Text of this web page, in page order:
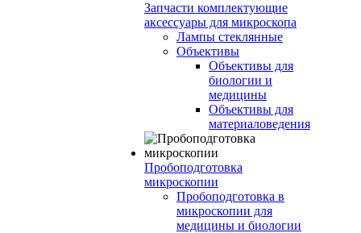
Запчасти комплектующие
аксессуары для микроскопа
Лампы стеклянные
Объективы
Объективы для
биологии и
медицины
Объективы для
материаловедения
Пробоподготовка
микроскопии
Пробоподготовка в
микроскопии для
медицины и биологии